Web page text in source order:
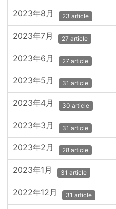
2023年8月 23 article
2023年7月 27 article
2023年6月 27 article
2023年5月 31 article
2023年4月 30 article
2023年3月 31 article
2023年2月 28 article
2023年1月 31 article
2022年12月 31 article